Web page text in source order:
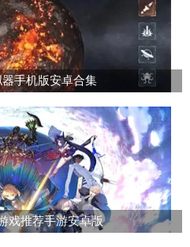
手机版安卓合集
戏推荐手游安卓版